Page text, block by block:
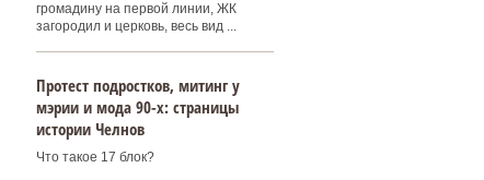
громадину на первой линии, ЖК
загородил и церковь, весь вид ...
Протест подростков, митинг у
мэрии и мода 90-х: страницы
истории Челнов
Что такое 17 блок?